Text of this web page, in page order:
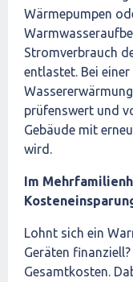
Wärmepumpen
Stromverbrauch
entlastet. Bei
prüfenswert und
Gebäude mit
wird.
Im
Lohnt sich ein
Geräten
Gesamtkosten.